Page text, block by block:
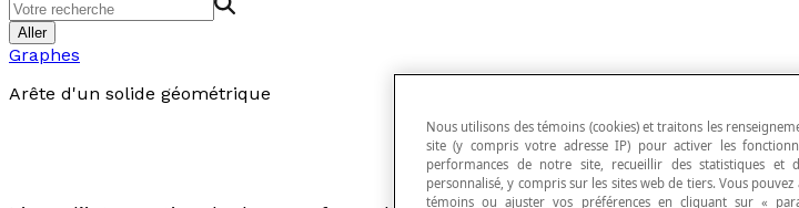
Aller
Graphes
Arête d'un solide géométrique
Nous utilisons des témoins (cookies) et traitons les
site (y compris votre adresse IP) pour activer les
performances de notre site, recueillir des statistiques et
personnalisé, y compris sur les sites web de tiers. Vous
témoins ou ajuster vos préférences en cliquant sur «